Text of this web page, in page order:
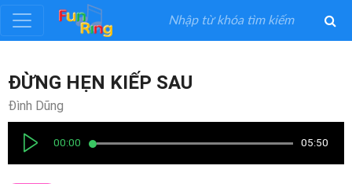
Đăng
ký
nhập
ĐỪNG HẸN KIẾP SAU
Đình Dũng
00:00 05:50